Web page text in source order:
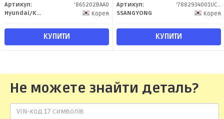
Артикул:
'865202BAA0
Hyundai/Kia/Mobis
Корея
КУПИТИ
Артикул:
'7882934001UCENKA1
SSANGYONG
Корея
КУПИТИ
Не можете знайти деталь?